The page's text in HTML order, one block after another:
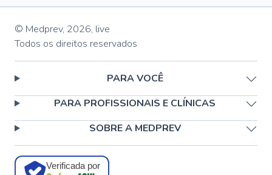
© Medprev, 2026, live
Todos os direitos reservados
PARA VOCÊ
PARA PROFISSIONAIS E CLÍNICAS
SOBRE A MEDPREV
Verificada por